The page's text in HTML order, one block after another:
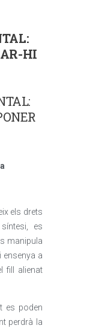
HI
els drets
es
manipula
ensenya a
fill alienat
es poden
perdrà la